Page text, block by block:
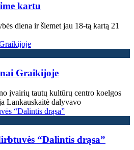
kartu
diena ir šiemet jau 18-tą kartą 21
Graikijoje
įvairių tautų kultūrų centro koelgos
Lankauskaitė dalyvavo
“Dalintis drąsa”